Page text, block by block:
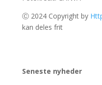
Ⓒ 2024 Copyright by
kan deles frit
Seneste nyheder